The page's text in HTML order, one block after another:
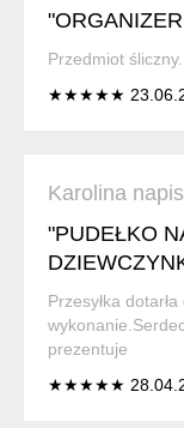
Przedmiot
★★★★★
Karolina
"PUDEŁKO
Przesyłka
prezentuje
★★★★★